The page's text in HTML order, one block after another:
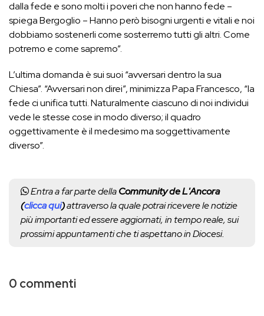
dalla fede e sono molti i poveri che non hanno fede –
spiega Bergoglio – Hanno però bisogni urgenti e vitali e noi
dobbiamo sostenerli come sosterremo tutti gli altri. Come
potremo e come sapremo”.
L’ultima domanda è sui suoi “avversari dentro la sua
Chiesa”. “Avversari non direi”, minimizza Papa Francesco, “la
fede ci unifica tutti. Naturalmente ciascuno di noi individui
vede le stesse cose in modo diverso; il quadro
oggettivamente è il medesimo ma soggettivamente
diverso”.
Entra a far parte dellaCommunity de L'Ancora
(clicca qui)attraverso la quale potrai ricevere le notizie
più importanti ed essere aggiornati, in tempo reale, sui
prossimi appuntamenti che ti aspettano in Diocesi.
0 commenti